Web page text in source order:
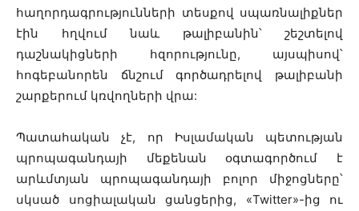
հաղորդագրությունների տեսքով սպառնալիքներ
էին հղվում նաև թալիբանին՝ շեշտելով
դաշնակիցների հզորությունը, այսպիսով՝
հոգեբանորեն ճնշում գործադրելով թալիբանի
շարքերում կռվողների վրա:
Պատահական չէ, որ Իսլամական պետության
պրոպագանդայի մեքենան օգտագործում է
արևմտյան պրոպագանդայի բոլոր միջոցները՝
սկսած սոցիալական ցանցերից, «Twitter»-ից ու